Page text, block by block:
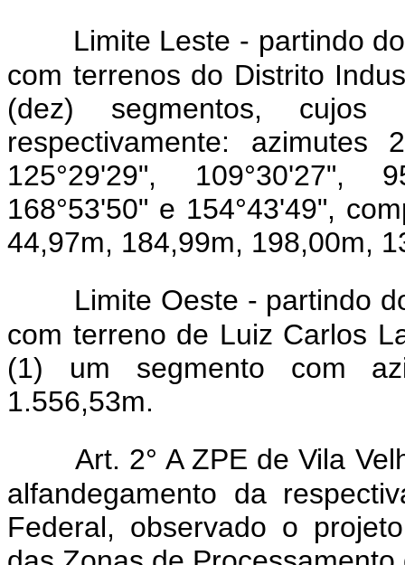
Limite Leste - partindo
com terrenos do Distrito
(dez) segmentos, cujos
respectivamente: azimutes
125°29'29", 109°30'27",
168°53'50" e 154°43'49",
44,97m, 184,99m, 198,00m,
Limite Oeste - partindo
com terreno de Luiz Carlos
(1) um segmento com
1.556,53m.
Art. 2° A ZPE de Vila
alfandegamento da
Federal, observado o